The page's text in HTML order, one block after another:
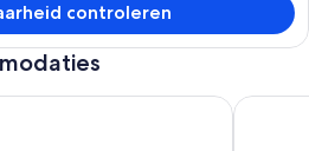
controleren
Country